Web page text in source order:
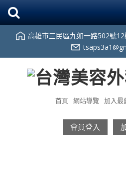
高雄市三民區九如一路502號
首頁 網站導覽 加入最
會員登入